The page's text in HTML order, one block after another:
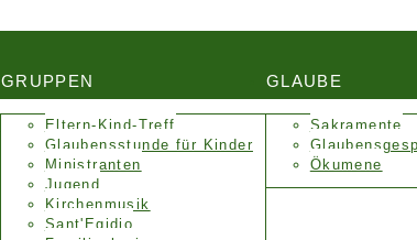
GRUPPEN
Eltern-Kind-Treff
Glaubensstunde für Kinder
Ministranten
Jugend
Kirchenmusik
Sant'Egidio
GLAUBE
Sakramente
Ökumene